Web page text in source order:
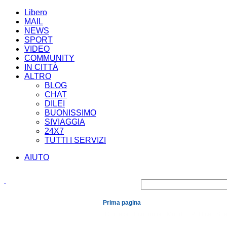
Libero
MAIL
NEWS
SPORT
VIDEO
COMMUNITY
IN CITTÀ
ALTRO
BLOG
CHAT
DILEI
BUONISSIMO
SIVIAGGIA
24X7
TUTTI I SERVIZI
AIUTO
Prima pagina